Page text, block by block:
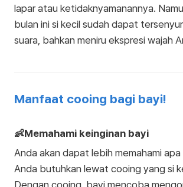
lapar atau ketidaknyamanannya.
bulan ini si kecil sudah dapat
suara, bahkan meniru ekspresi wajah
Manfaat cooing bagi bayi!
👶Memahami keinginan bayi
Anda akan dapat lebih memahami
Anda butuhkan lewat cooing yang si
Dengan cooing, bayi mencoba